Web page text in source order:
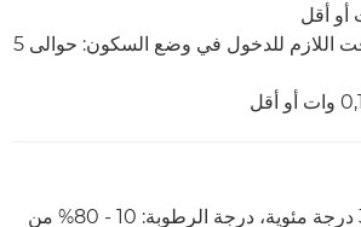
الإعداد الافتراضي للوقت اللازم للدخول في وضع السكون: حوالى 5
درجة الحرارة: 15 - 30 درجة مئوية، درجة الرطوبة: 10 - 80% من